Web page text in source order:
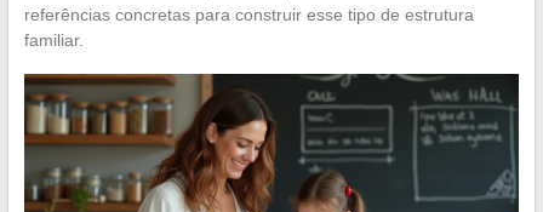
referências concretas para construir esse tipo de estrutura
familiar.